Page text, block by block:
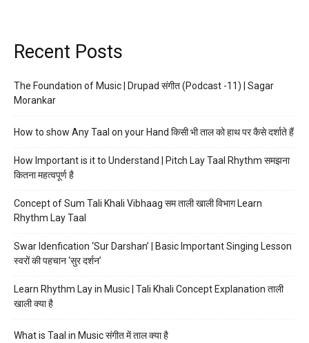
Recent Posts
The Foundation of Music | Drupad संगीत (Podcast -11) | Sagar
Morankar
How to show Any Taal on your Hand किसी भी ताल को हाथ पर कैसे दर्शाते हैं
How Important is it to Understand | Pitch Lay Taal Rhythm समझना
कितना महत्वपूर्ण है
Concept of Sum Tali Khali Vibhaag सम ताली खाली विभाग Learn
Rhythm Lay Taal
Swar Idenfication ‘Sur Darshan’ | Basic Important Singing Lesson
स्वरों की पहचान ‘सुर दर्शन’
Learn Rhythm Lay in Music | Tali Khali Concept Explanation ताली
खाली क्या है
What is Taal in Music संगीत में ताल क्या है